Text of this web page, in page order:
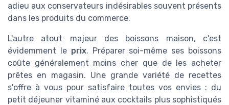
adieu aux conservateurs indésirables souvent présents
dans les produits du commerce.
L'autre atout majeur des boissons maison, c'est
évidemment le prix. Préparer soi-même ses boissons
coûte généralement moins cher que de les acheter
prêtes en magasin. Une grande variété de recettes
s'offre à vous pour satisfaire toutes vos envies : du
petit déjeuner vitaminé aux cocktails plus sophistiqués